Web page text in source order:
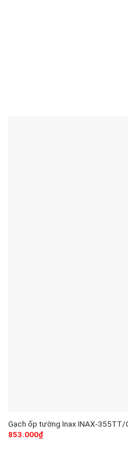
Gạch ốp tường Inax INAX-355TT/
853.000₫